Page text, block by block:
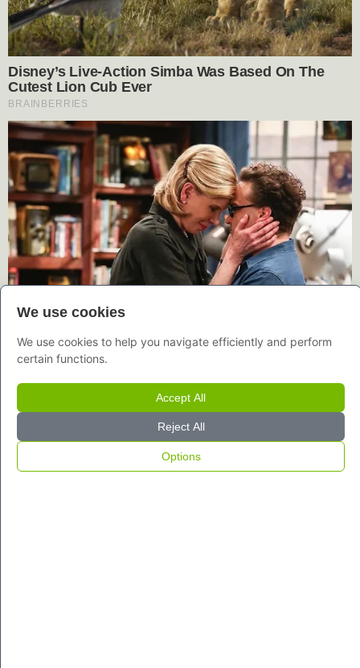
We use cookies
We use cookies to help you navigate efficiently and perform
certain functions.
Accept All
Reject All
Options